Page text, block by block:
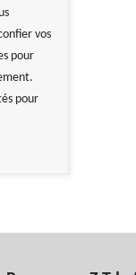
vos
pour
pour